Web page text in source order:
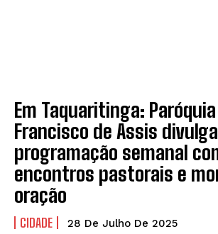
Em Taquaritinga: Paróquia
Francisco de Assis divulga
programação semanal
encontros pastorais e
oração
CIDADE 28 De Julho De 2025